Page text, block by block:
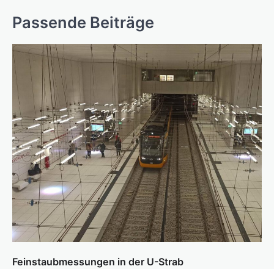
Passende Beiträge
Feinstaubmessungen in der U-Strab